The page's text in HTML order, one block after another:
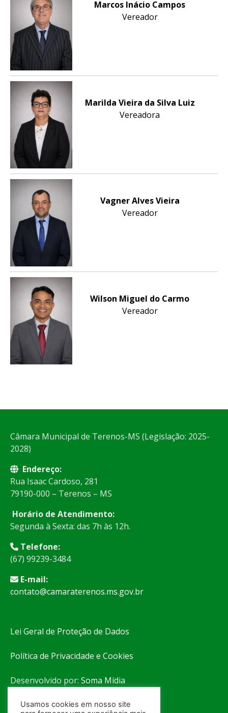
Marcos Inácio Campos
Vereador
Marilda Vieira da Silva Luiz
Vereadora
Vagner Alves Vieira
Vereador
Wilson Miguel do Carmo
Vereador
Câmara Municipal de Terenos-MS (Legislação: 2025-
2028)
Endereço:
Rua Isaac Cardoso, 281
79190-000 – Terenos – MS
Horário de Atendimento:
Segunda à Sexta: das 7h às 12h.
Telefone:
(67) 99239-3484
E-mail:
contato@camaraterenos.ms.gov.br
Lei Geral de Proteção de Dados
Política de Privacidade e Cookies
Desenvolvido por: Soma Mídia
Usamos cookies em nosso site